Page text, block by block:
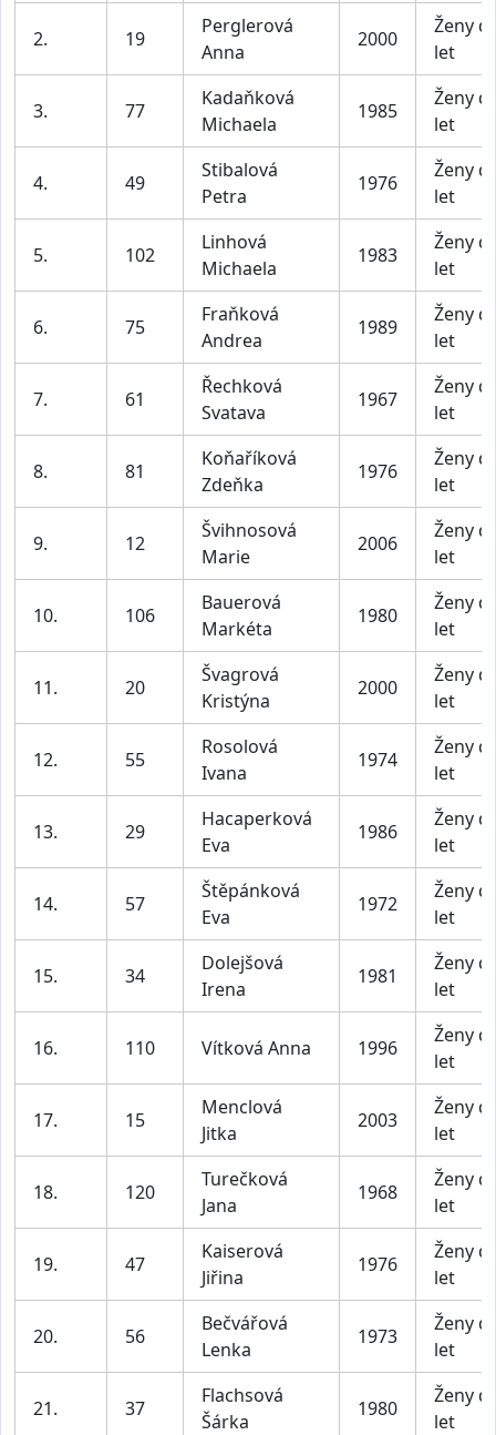
2. 19
Perglerová
Anna
2000
Ženy
let
3. 77
Kadaňková
Michaela
1985
Ženy
let
4. 49
Stibalová
Petra
1976
Ženy
let
5. 102
Linhová
Michaela
1983
Ženy
let
6. 75
Fraňková
Andrea
1989
Ženy
let
7. 61
Řechková
Svatava
1967
Ženy
let
8. 81
Koňaříková
Zdeňka
1976
Ženy
let
9. 12
Švihnosová
Marie
2006
Ženy
let
10. 106
Bauerová
Markéta
1980
Ženy
let
11. 20
Švagrová
Kristýna
2000
Ženy
let
12. 55
Rosolová
Ivana
1974
Ženy
let
13. 29
Hacaperková
Eva
1986
Ženy
let
14. 57
Štěpánková
Eva
1972
Ženy
let
15. 34
Dolejšová
Irena
1981
Ženy
let
16. 110 Vítková Anna 1996
Ženy
let
17. 15
Menclová
Jitka
2003
Ženy
let
18. 120
Turečková
Jana
1968
Ženy
let
19. 47
Kaiserová
Jiřina
1976
Ženy
let
20. 56
Bečvářová
Lenka
1973
Ženy
let
21. 37
Flachsová
Šárka
1980
Ženy
let